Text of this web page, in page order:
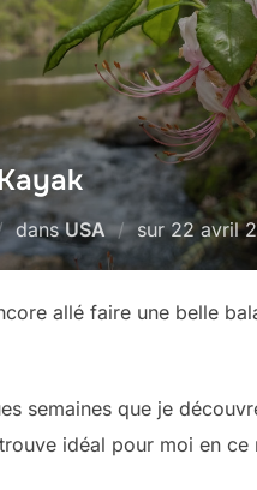
dansUSA surPublié
le
22 avril
allé faire une belle
semaines que je
idéal pour moi en ce